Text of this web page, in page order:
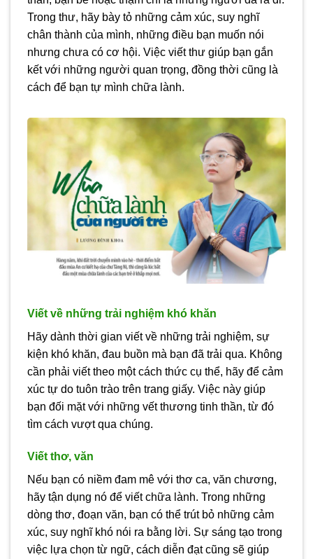
Trong thư, hãy bày tỏ những cảm xúc, suy nghĩ
chân thành của mình, những điều bạn muốn nói
nhưng chưa có cơ hội. Việc viết thư giúp bạn gắn
kết với những người quan trọng, đồng thời cũng là
cách để bạn tự mình chữa lành.
Viết về những trải nghiệm khó khăn
Hãy dành thời gian viết về những trải nghiệm, sự
kiện khó khăn, đau buồn mà bạn đã trải qua. Không
cần phải viết theo một cách thức cụ thể, hãy để cảm
xúc tự do tuôn trào trên trang giấy. Việc này giúp
bạn đối mặt với những vết thương tinh thần, từ đó
tìm cách vượt qua chúng.
Viết thơ, văn
Nếu bạn có niềm đam mê với thơ ca, văn chương,
hãy tận dụng nó để viết chữa lành. Trong những
dòng thơ, đoạn văn, bạn có thể trút bỏ những cảm
xúc, suy nghĩ khó nói ra bằng lời. Sự sáng tạo trong
việc lựa chọn từ ngữ, cách diễn đạt cũng sẽ giúp